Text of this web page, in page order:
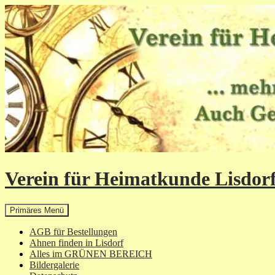
Zum
Inhalt
springen
Verein für Heimatkunde
Suchen
Primäres Menü
AGB für Bestellungen
Ahnen finden in Lisdorf
Alles im GRÜNEN BEREICH
Bildergalerie